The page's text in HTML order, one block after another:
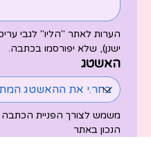
ישנן), שלא יפורסמו בכתבה.
האשטג
הנכון באתר